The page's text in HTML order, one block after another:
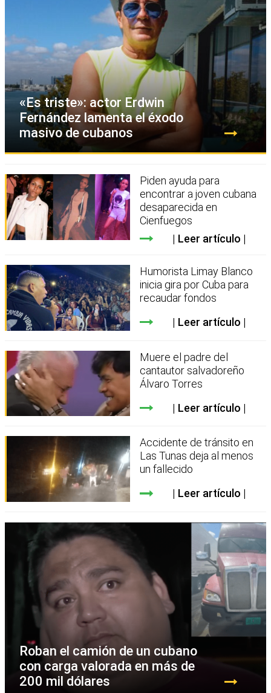
«Es triste»: actor Erdwin
Fernández lamenta el éxodo
masivo de cubanos
Piden ayuda para
encontrar a joven cubana
desaparecida en
Cienfuegos
Leer artículo
Humorista Limay Blanco
inicia gira por Cuba para
recaudar fondos
Leer artículo
Muere el padre del
cantautor salvadoreño
Álvaro Torres
Leer artículo
Accidente de tránsito en
Las Tunas deja al menos
un fallecido
Leer artículo
Roban el camión de un cubano
con carga valorada en más de
200 mil dólares